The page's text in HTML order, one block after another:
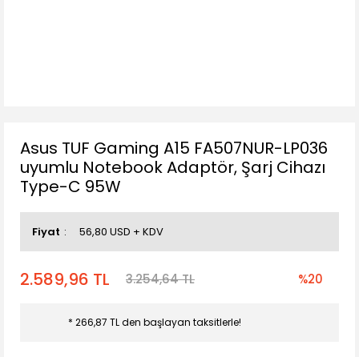
Asus TUF Gaming A15 FA507NUR-LP036
uyumlu Notebook Adaptör, Şarj Cihazı
Type-C 95W
Fiyat 56,80 USD + KDV
2.589,96 TL 3.254,64 TL %20
* 266,87 TL den başlayan taksitlerle!